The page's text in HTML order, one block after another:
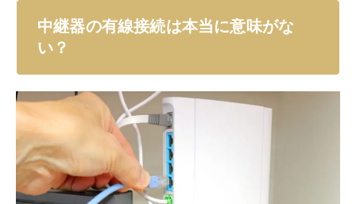
まず中継器の有線接続が本当に意味がないのかについて
検証してみましょう。中継器は有線接続にしても、あま
りメリットは感じられないのでしょうか？中継器の有線
接続について、以下で詳しく解説します。